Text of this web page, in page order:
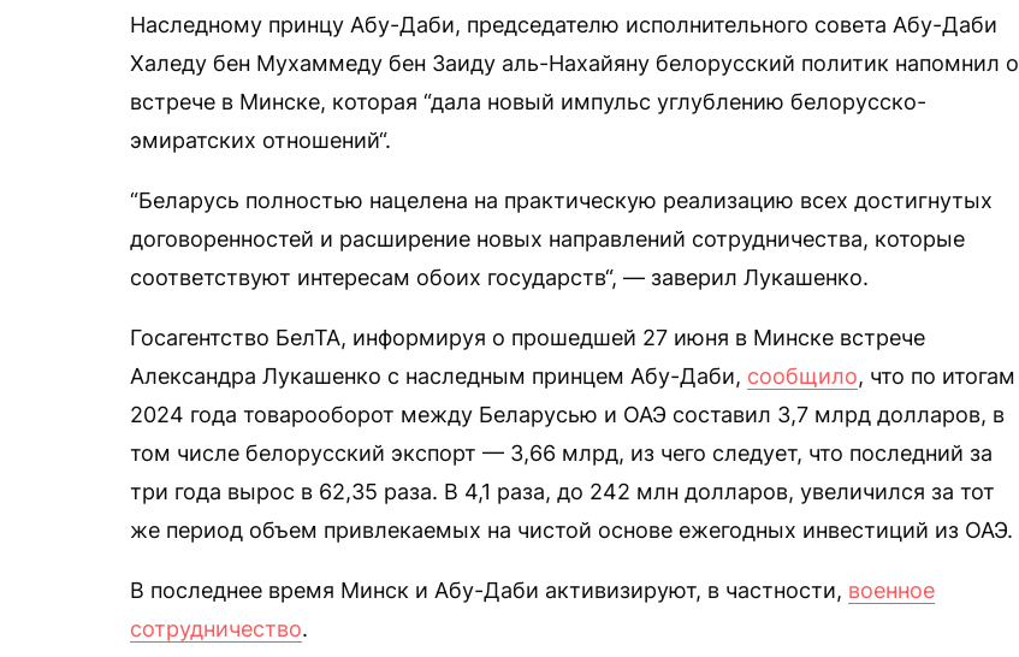
Наследному принцу Абу-Даби, председателю исполнительного совета Абу-Даби
Халеду бен Мухаммеду бен Заиду аль-Нахайяну белорусский политик напомнил о
встрече в Минске, которая “дала новый импульс углублению белорусско-
эмиратских отношений“.
“Беларусь полностью нацелена на практическую реализацию всех достигнутых
договоренностей и расширение новых направлений сотрудничества, которые
соответствуют интересам обоих государств“, — заверил Лукашенко.
Госагентство БелТА, информируя о прошедшей 27 июня в Минске встрече
Александра Лукашенко с наследным принцем Абу-Даби, сообщило, что по итогам
2024 года товарооборот между Беларусью и ОАЭ составил 3,7 млрд долларов, в
том числе белорусский экспорт — 3,66 млрд, из чего следует, что последний за
три года вырос в 62,35 раза. В 4,1 раза, до 242 млн долларов, увеличился за тот
же период объем привлекаемых на чистой основе ежегодных инвестиций из ОАЭ.
В последнее время Минск и Абу-Даби активизируют, в частности, военное
сотрудничество.